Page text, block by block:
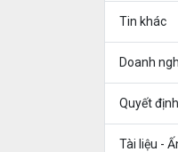
Tin khác
Doanh
Quyết
Tài liệu -